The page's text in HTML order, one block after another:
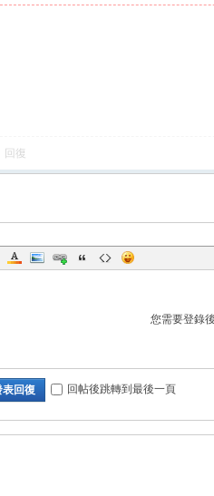
回復
您需要登錄
表回復 回帖後跳轉到最後一頁